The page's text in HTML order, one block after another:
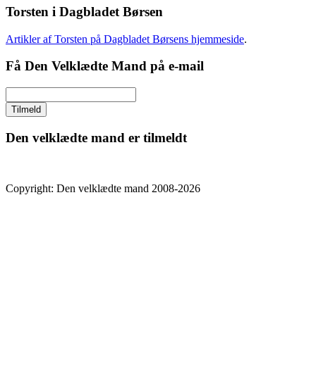
Torsten i Dagbladet Børsen
Artikler af Torsten på Dagbladet Børsens hjemmeside.
Få Den Velklædte Mand på e-mail
Den velklædte mand er tilmeldt
Copyright: Den velklædte mand 2008-2026